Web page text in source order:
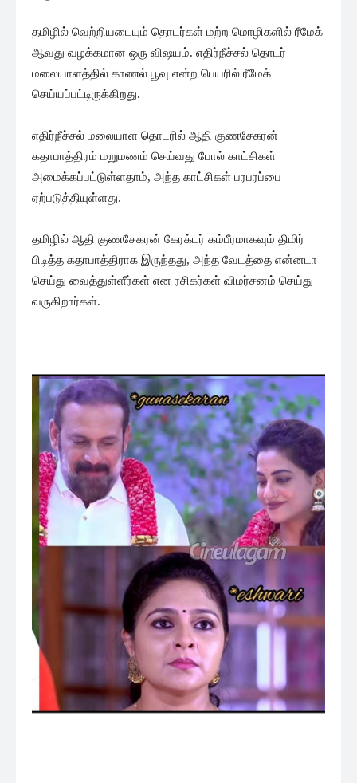
தமிழில் வெற்றியடையும் தொடர்கள் மற்ற மொழிகளில் ரீமேக்
ஆவது வழக்கமான ஒரு விஷயம். எதிர்நீச்சல் தொடர்
மலையாளத்தில் காணல் பூவு என்ற பெயரில் ரீமேக்
செய்யப்பட்டிருக்கிறது.
எதிர்நீச்சல் மலையாள தொடரில் ஆதி குணசேகரன்
கதாபாத்திரம் மறுமணம் செய்வது போல் காட்சிகள்
அமைக்கப்பட்டுள்ளதாம், அந்த காட்சிகள் பரபரப்பை
ஏற்படுத்தியுள்ளது.
தமிழில் ஆதி குணசேகரன் கேரக்டர் கம்பீரமாகவும் திமிர்
பிடித்த கதாபாத்திராக இருந்தது, அந்த வேடத்தை என்னடா
செய்து வைத்துள்ளீர்கள் என ரசிகர்கள் விமர்சனம் செய்து
வருகிறார்கள்.